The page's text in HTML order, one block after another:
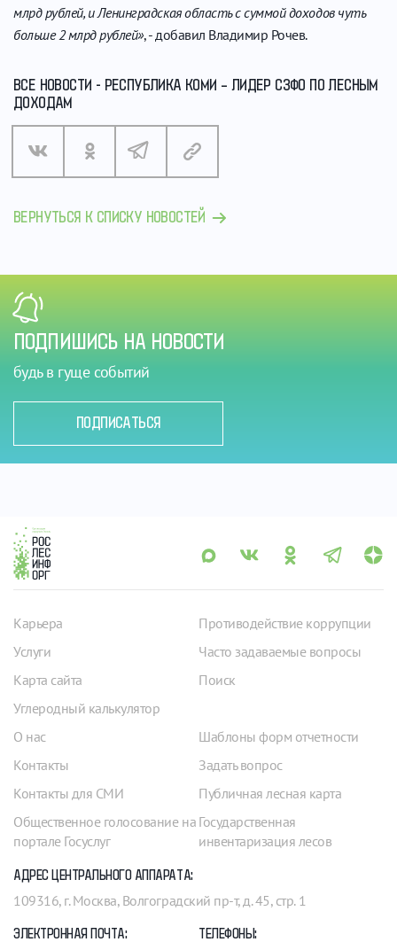
млрд рублей, и Ленинградская область с суммой доходов чуть
больше 2 млрд рублей», - добавил Владимир Рочев.
ВСЕ НОВОСТИ - РЕСПУБЛИКА КОМИ – ЛИДЕР СЗФО ПО ЛЕСНЫМ
ДОХОДАМ
ВЕРНУТЬСЯ К СПИСКУ НОВОСТЕЙ
ПОДПИШИСЬ НА НОВОСТИ
будь в гуще событий
ПОДПИСАТЬСЯ
Карьера
Услуги
Карта сайта
Углеродный калькулятор
Противодействие коррупции
Часто задаваемые вопросы
Поиск
О нас
Контакты
Контакты для СМИ
Общественное голосование на
портале Госуслуг
Шаблоны форм отчетности
Задать вопрос
Публичная лесная карта
Государственная
инвентаризация лесов
АДРЕС ЦЕНТРАЛЬНОГО АППАРАТА:
109316, г. Москва, Волгоградский пр-т, д. 45, стр. 1
ЭЛЕКТРОННАЯ ПОЧТА: ТЕЛЕФОНЫ: